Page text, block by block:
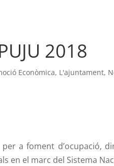
2018
Econòmica, L'ajuntament,
a foment d’ocupació,
en el marc del Sistema